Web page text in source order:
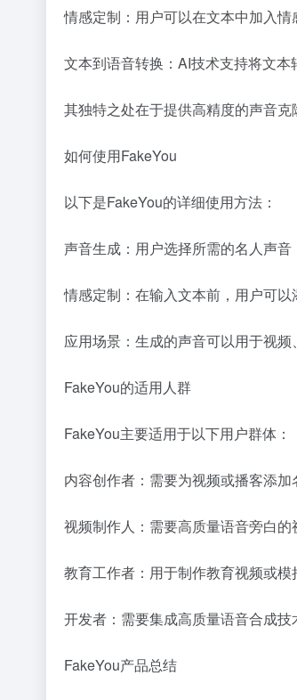
情感定制：用户可以在文本中加入情
文本到语音转换：AI技术支持将文本
其独特之处在于提供高精度的声音克
如何使用FakeYou
以下是FakeYou的详细使用方法：
声音生成：用户选择所需的名人声音
情感定制：在输入文本前，用户可以
应用场景：生成的声音可以用于视频
FakeYou的适用人群
FakeYou主要适用于以下用户群体：
内容创作者：需要为视频或播客添加
视频制作人：需要高质量语音旁白的
教育工作者：用于制作教育视频或模
开发者：需要集成高质量语音合成技
FakeYou产品总结